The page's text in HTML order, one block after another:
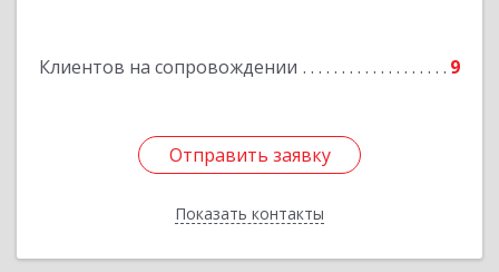
Клиентов на сопровождении 9
Отправить заявку
Показать контакты
Отправить заявку
Назад